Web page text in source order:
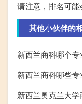
请注意，排名可能
其他小伙伴的
新西兰商科哪个专
新西兰商科哪些专
新西兰奥克兰大学